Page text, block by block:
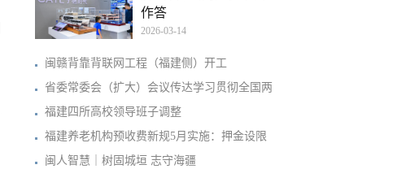
作答
2026-03-14
闽赣背靠背联网工程（福建侧）开工
省委常委会（扩大）会议传达学习贯彻全国两
福建四所高校领导班子调整
福建养老机构预收费新规5月实施：押金设限
闽人智慧｜树固城垣 志守海疆